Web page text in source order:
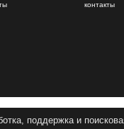
контакты
поддержка и